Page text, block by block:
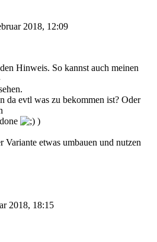
2018, 12:09
Hinweis. So kannst auch meinen
da evtl was zu bekommen ist? Oder
)
Variante etwas umbauen und nutzen
2018, 18:15